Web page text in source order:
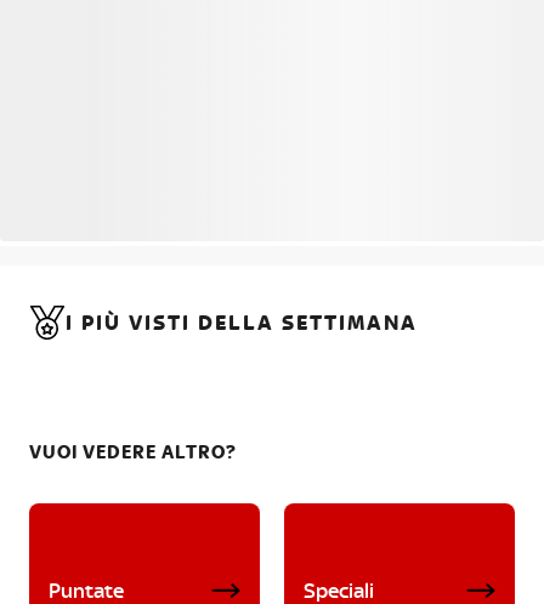
I PIÙ VISTI DELLA SETTIMANA
VUOI VEDERE ALTRO?
Puntate Speciali